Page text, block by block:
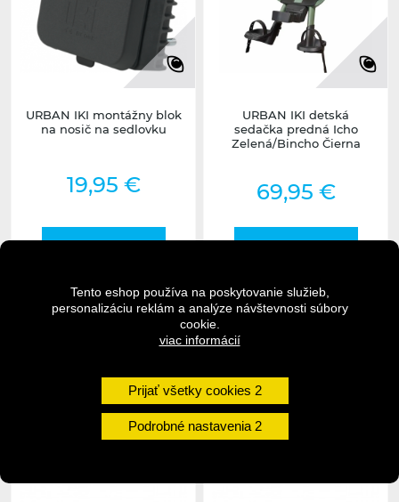
Tento eshop používa na poskytovanie služieb,
personalizáciu reklám a analýze návštevnosti súbory
cookie.
viac informácií
Prijať všetky cookies
Podrobné nastavenia
URBAN IKI montážny blok
na nosič na sedlovku
19,95 €
DETAIL
Skladom na predajni
undefined
URBAN IKI detská
sedačka predná Icho
Zelená/Bincho Čierna
69,95 €
DETAIL
Skladom na predajni -
posledný kus
undefined